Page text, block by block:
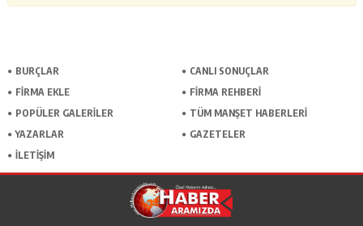
BURÇLAR
CANLI SONUÇLAR
FİRMA EKLE
FİRMA REHBERİ
POPÜLER GALERİLER
TÜM MANŞET HABERLERİ
YAZARLAR
GAZETELER
İLETİŞİM